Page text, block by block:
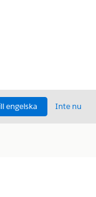
engelska Inte nu